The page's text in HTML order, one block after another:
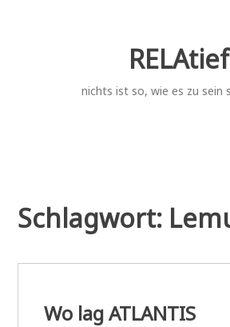
RELAtief
nichts ist so, wie es zu sein
Schlagwort:
Wo lag ATLANTIS